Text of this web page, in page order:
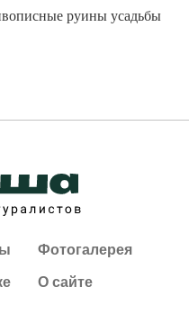
руины усадьбы
Фотогалерея
О сайте